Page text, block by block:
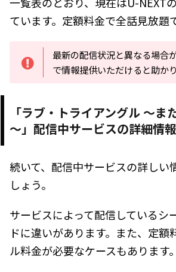
ています。定額料金で全話見放題
最新の配信状況と異なる場合
で情報提供いただけると助かり
「ラブ・トライアングル ～ま
～」配信中サービスの詳細情報
続いて、配信中サービスの詳しい
しょう。
サービスによって配信しているシ
ドに違いがあります。また、定額
ル料金が必要なケースもあります。